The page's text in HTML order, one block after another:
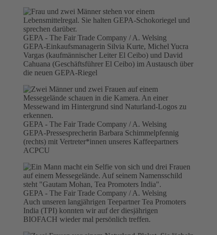
GEPA - The Fair Trade Company / A. Welsing
GEPA-Einkaufsmanagerin Silvia Kurte, Michel Yucra
Vargas (kaufmännischer Leiter El Ceibo) und David
Cahuana (Geschäftsführer El Ceibo) im Austausch über
die neuen GEPA-Riegel
GEPA - The Fair Trade Company / A. Welsing
GEPA-Pressesprecherin Barbara Schimmelpfennig
(rechts) mit Vertreter*innen unseres Kaffeepartners
ACPCU
GEPA - The Fair Trade Company / A. Welsing
Auch unseren langjährigen Teepartner Tea Promoters
India (TPI) konnten wir auf der diesjährigen
BIOFACH wieder mal persönlich treffen.